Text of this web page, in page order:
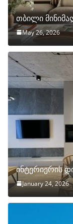
თბილი
May 26, 2026
ინტერიერის
January 24, 2026